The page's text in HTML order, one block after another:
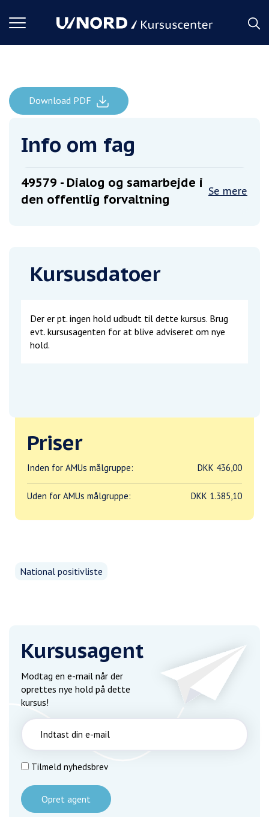
Toggle
ForsideDownload PDF
Info om fag
49579 - Dialog og samarbejde i
den offentlig forvaltning
Se mere
Kursusdatoer
Der er pt. ingen hold udbudt til dette kursus. Brug
evt. kursusagenten for at blive adviseret om nye
hold.
Priser
Inden for AMUs målgruppe: DKK 436,00
Uden for AMUs målgruppe: DKK 1.385,10
National positivliste
Kursusagent
Modtag en e-mail når der
oprettes nye hold på dette
kursus!
Tilmeld nyhedsbrev
Opret agent